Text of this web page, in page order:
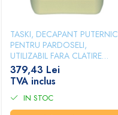
TASKI, DECAPANT PUTERNIC
PENTRU PARDOSELI,
UTILIZABIL FARA CLATIRE
JONTEC NO.1, 5L
379,43 Lei
TVA inclus
IN STOC